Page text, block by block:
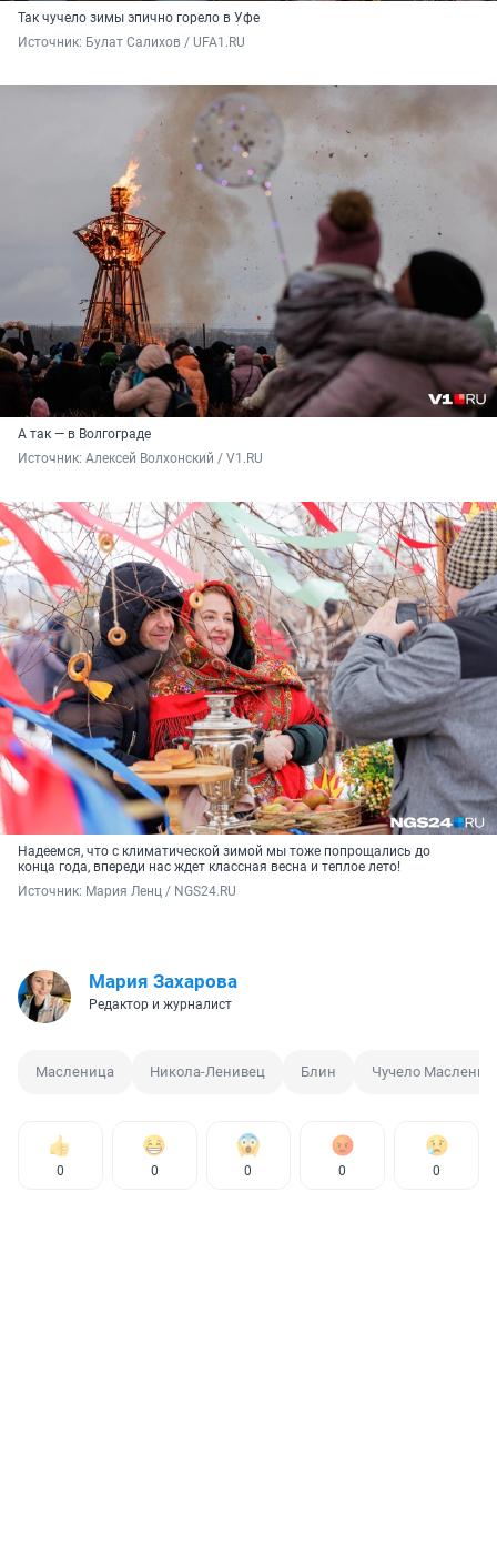
Так чучело зимы эпично горело в Уфе
Источник: Булат Салихов / UFA1.RU
А так — в Волгограде
Источник: Алексей Волхонский / V1.RU
Надеемся, что с климатической зимой мы тоже попрощались до
конца года, впереди нас ждет классная весна и теплое лето!
Источник: Мария Ленц / NGS24.RU
Мария Захарова
Редактор и журналист
Масленица Никола-Ленивец Блин Чучело
0 0 0 0 0